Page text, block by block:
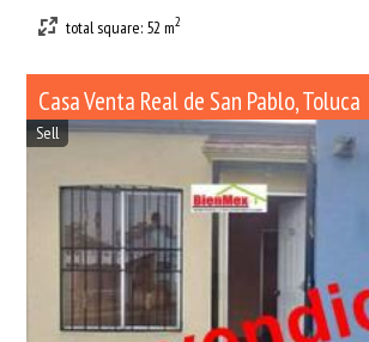
total square: 52 m2
Casa Venta Real de San Pablo, Toluca
Sell